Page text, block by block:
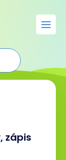
zápis